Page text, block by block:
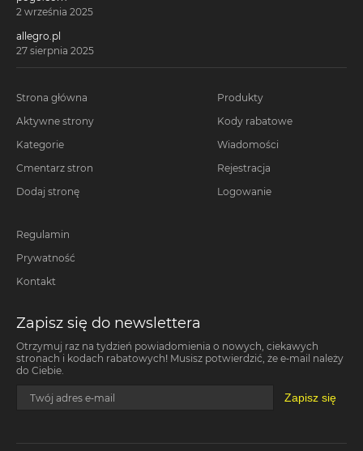
2 września 2025
allegro.pl
27 sierpnia 2025
Strona główna
Aktywne strony
Kategorie
Cmentarz stron
Dodaj stronę
Produkty
Kody rabatowe
Wiadomości
Rejestracja
Logowanie
Regulamin
Prywatność
Kontakt
Zapisz się do newslettera
Otrzymuj raz na tydzień powiadomienia o nowych, ciekawych
stronach i kodach rabatowych! Musisz potwierdzić, że e-mail należy
do Ciebie.
Twój adres e-mail Zapisz się